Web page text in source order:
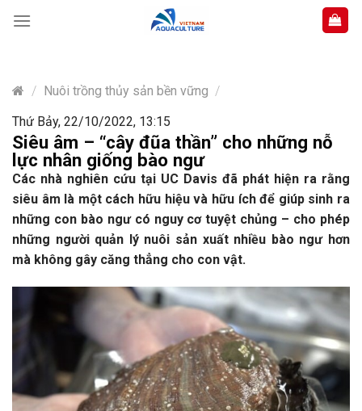
content
/ Nuôi trồng thủy sản bền vững /
Thứ Bảy, 22/10/2022, 13:15
Siêu âm – “cây đũa thần” cho những nỗ
lực nhân giống bào ngư
Các nhà nghiên cứu tại UC Davis đã phát hiện ra rằng
siêu âm là một cách hữu hiệu và hữu ích để giúp sinh ra
những con bào ngư có nguy cơ tuyệt chủng – cho phép
những người quản lý nuôi sản xuất nhiều bào ngư hơn
mà không gây căng thẳng cho con vật.